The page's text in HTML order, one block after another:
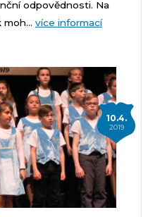
odpovědnosti. Na
více informací
10.4.
2019